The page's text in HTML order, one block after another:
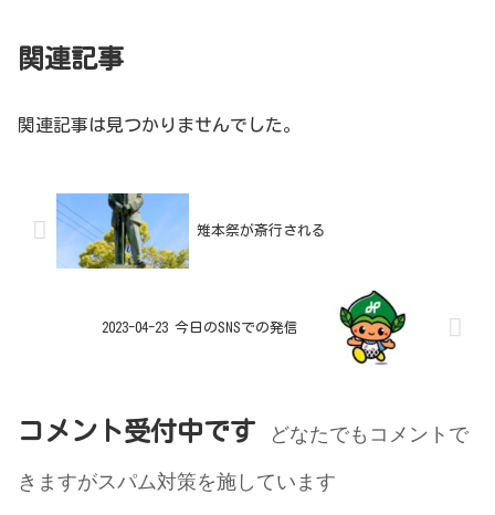
関連記事
関連記事は見つかりませんでした。
雉本祭が斎行される
2023-04-23 今日のSNSでの発信
コメント受付中です
どなたでもコメントで
きますがスパム対策を施しています